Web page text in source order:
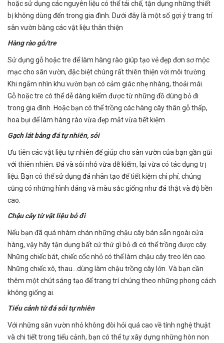
hoặc sử dụng các nguyên liệu có thể tái chế, tận dụng những thiết
bị không dùng đến trong gia đình. Dưới đây là một số gợi ý trang trí
sân vườn bằng các vật liệu thân thiện
Hàng rào gỗ/tre
Sử dụng gỗ hoặc tre để làm hàng rào giúp tạo vẻ đẹp đơn sơ mộc
mạc cho sân vườn, đặc biệt chúng rất thiên thiện với môi trường.
Khi ngắm nhìn khu vườn bạn có cảm giác nhẹ nhàng, thoải mái.
Gỗ hoặc tre có thể dễ dàng kiếm được từ những đồ dùng bỏ đi
trong gia đình. Hoặc bạn có thể trồng các hàng cây thân gỗ thấp,
hoa bụi để làm hàng rào vừa đẹp mắt vừa tiết kiệm
Gạch lát bằng đá tự nhiên, sỏi
Ưu tiên các vật liệu tự nhiên để giúp cho sân vườn của bạn gần gũi
với thiên nhiên. Đá và sỏi nhỏ vừa dễ kiếm, lại vừa có tác dụng trị
liệu. Bạn có thể sử dụng đá nhân tạo để tiết kiệm chi phí, chúng
cũng có những hình dáng và màu sắc giống như đá thật và độ bền
cao.
Chậu cây từ vật liệu bỏ đi
Nếu bạn đã quá nhàm chán những chậu cây bán sẵn ngoài cửa
hàng, vậy hãy tận dụng bất cứ thứ gì bỏ đi có thể trồng được cây.
Những chiếc bát, chiếc cốc nhỏ có thể làm chậu cây treo lên cao.
Những chiếc xô, thau…dùng làm chậu trồng cây lớn. Và bạn cần
thêm một chút sáng tạo để trang trí chúng theo những phong cách
không giống ai.
Tiểu cảnh từ đá sỏi tự nhiên
Với những sân vườn nhỏ không đòi hỏi quá cao về tính nghệ thuật
và chi tiết trong tiểu cảnh, bạn có thể tự xây dựng những hòn non